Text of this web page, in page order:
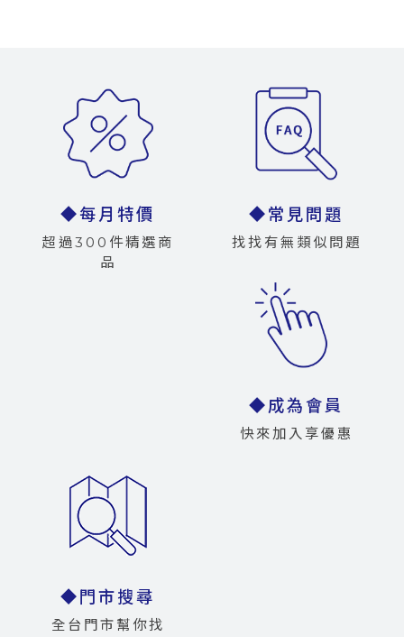
◆每月特價
超過300件精選商
品
◆常見問題
找找有無類似問題
◆成為會員
快來加入享優惠
◆門市搜尋
全台門市幫你找